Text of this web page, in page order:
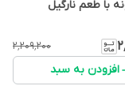
با طعم نارگیل
۲٬۲۰۹٬۲۰۰
افزودن به سبد